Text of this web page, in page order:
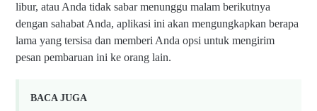
libur, atau Anda tidak sabar menunggu malam berikutnya
dengan sahabat Anda, aplikasi ini akan mengungkapkan berapa
lama yang tersisa dan memberi Anda opsi untuk mengirim
pesan pembaruan ini ke orang lain.
BACA JUGA